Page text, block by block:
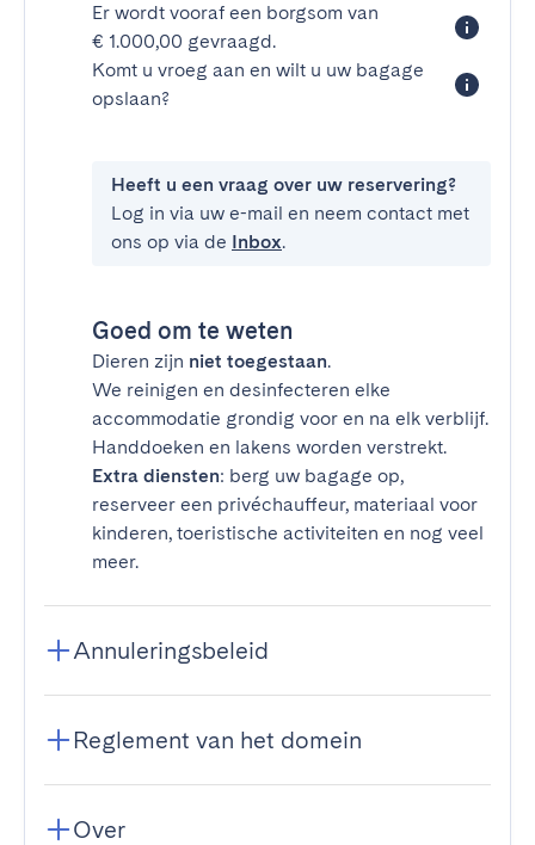
Er wordt vooraf een borgsom van
€ 1.000,00 gevraagd.
Komt u vroeg aan en wilt u uw bagage
opslaan?
Heeft u een vraag over uw reservering?
Log in via uw e-mail en neem contact met
ons op via de Inbox.
Goed om te weten
Dieren zijn niet toegestaan.
We reinigen en desinfecteren elke
accommodatie grondig voor en na elk verblijf.
Handdoeken en lakens worden verstrekt.
Extra diensten: berg uw bagage op,
reserveer een privéchauffeur, materiaal voor
kinderen, toeristische activiteiten en nog veel
meer.
Annuleringsbeleid
Reglement van het domein
Over